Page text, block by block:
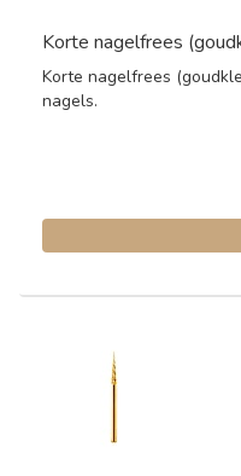
Korte nagelfrees
Korte nagelfrees
nagels.